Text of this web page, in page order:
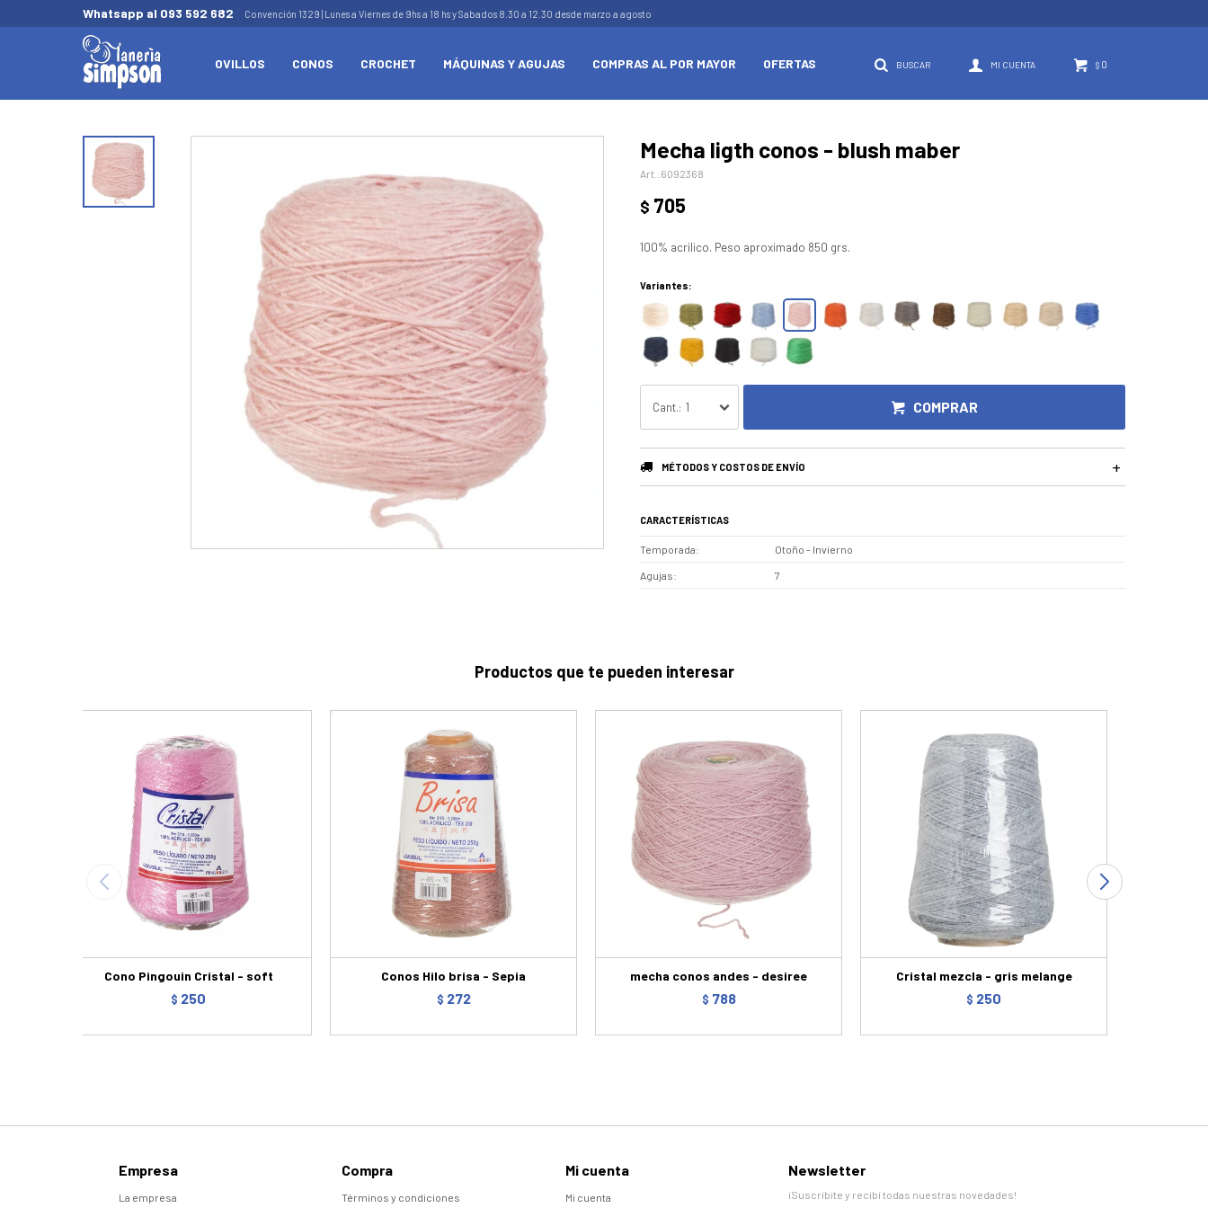
OVILLOS CONOS CROCHET MÁQUINAS Y AGUJAS COMPRAS AL POR MAYOR OFERTAS $ 0
Whatsapp al 093 592 682 Convención 1329 | Lunes a Viernes de 9hs a 18 hs y Sabados 8.30 a 12.30 desde marzo a agosto
Mecha ligth conos - blush maber
6092368
$ 705
100% acrilico. Peso aproximado 850 grs.
Variantes:
1 COMPRAR
MÉTODOS Y COSTOS DE ENVÍO
CARACTERÍSTICAS
Temporada Otoño - Invierno
Agujas 7
Productos que te pueden interesar
Cono Pingouin Cristal - soft
$ 250
Conos Hilo brisa - Sepia
$ 272
mecha conos andes - desiree
$ 788
Cristal mezcla - gris melange
$ 250
Empresa
La empresa
Compra
Términos y condiciones
Mi cuenta
Mi cuenta
Newsletter
¡Suscribite y recibí todas nuestras novedades!